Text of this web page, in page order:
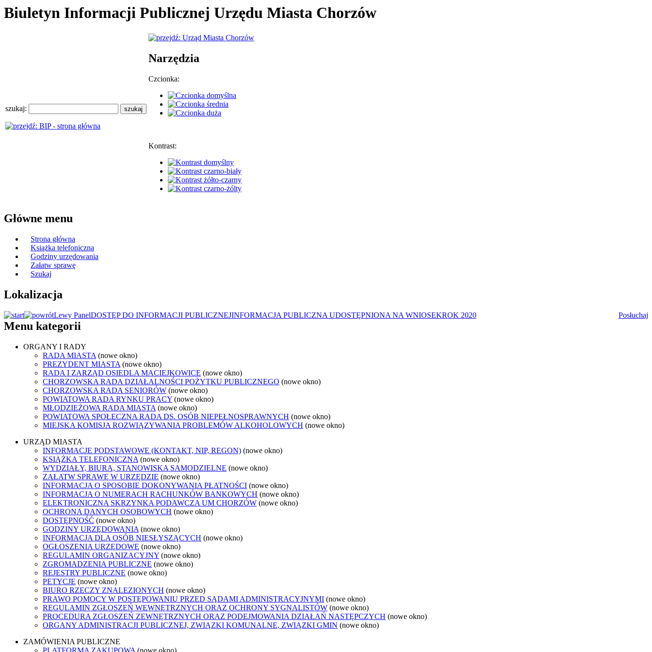
Biuletyn Informacji Publicznej Urzędu Miasta Chorzów
szukaj:
Narzędzia
Czcionka:
Kontrast:
Główne menu
Strona główna
Książka telefoniczna
Godziny urzędowania
Załatw sprawę
Szukaj
Lokalizacja
Posłuchaj
Lewy PanelDOSTĘP DO INFORMACJI PUBLICZNEJINFORMACJA PUBLICZNA UDOSTĘPNIONA NA WNIOSEKROK 2020
Menu kategorii
ORGANY I RADY
RADA MIASTA (nowe okno)
PREZYDENT MIASTA (nowe okno)
RADA I ZARZĄD OSIEDLA MACIEJKOWICE (nowe okno)
CHORZOWSKA RADA DZIAŁALNOŚCI POŻYTKU PUBLICZNEGO (nowe okno)
CHORZOWSKA RADA SENIORÓW (nowe okno)
POWIATOWA RADA RYNKU PRACY (nowe okno)
MŁODZIEŻOWA RADA MIASTA (nowe okno)
POWIATOWA SPOŁECZNA RADA DS. OSÓB NIEPEŁNOSPRAWNYCH (nowe okno)
MIEJSKA KOMISJA ROZWIĄZYWANIA PROBLEMÓW ALKOHOLOWYCH (nowe okno)
URZĄD MIASTA
INFORMACJE PODSTAWOWE (KONTAKT, NIP, REGON) (nowe okno)
KSIĄŻKA TELEFONICZNA (nowe okno)
WYDZIAŁY, BIURA, STANOWISKA SAMODZIELNE (nowe okno)
ZAŁATW SPRAWĘ W URZĘDZIE (nowe okno)
INFORMACJA O SPOSOBIE DOKONYWANIA PŁATNOŚCI (nowe okno)
INFORMACJA O NUMERACH RACHUNKÓW BANKOWYCH (nowe okno)
ELEKTRONICZNA SKRZYNKA PODAWCZA UM CHORZÓW (nowe okno)
OCHRONA DANYCH OSOBOWYCH (nowe okno)
DOSTĘPNOŚĆ (nowe okno)
GODZINY URZĘDOWANIA (nowe okno)
INFORMACJA DLA OSÓB NIESŁYSZĄCYCH (nowe okno)
OGŁOSZENIA URZĘDOWE (nowe okno)
REGULAMIN ORGANIZACYJNY (nowe okno)
ZGROMADZENIA PUBLICZNE (nowe okno)
REJESTRY PUBLICZNE (nowe okno)
PETYCJE (nowe okno)
BIURO RZECZY ZNALEZIONYCH (nowe okno)
PRAWO POMOCY W POSTĘPOWANIU PRZED SĄDAMI ADMINISTRACYJNYMI (nowe okno)
REGULAMIN ZGŁOSZEŃ WEWNĘTRZNYCH ORAZ OCHRONY SYGNALISTÓW (nowe okno)
PROCEDURA ZGŁOSZEŃ ZEWNĘTRZNYCH ORAZ PODEJMOWANIA DZIAŁAŃ NASTĘPCZYCH (nowe okno)
ORGANY ADMINISTRACJI PUBLICZNEJ, ZWIĄZKI KOMUNALNE, ZWIĄZKI GMIN (nowe okno)
ZAMÓWIENIA PUBLICZNE
PLATFORMA ZAKUPOWA (nowe okno)